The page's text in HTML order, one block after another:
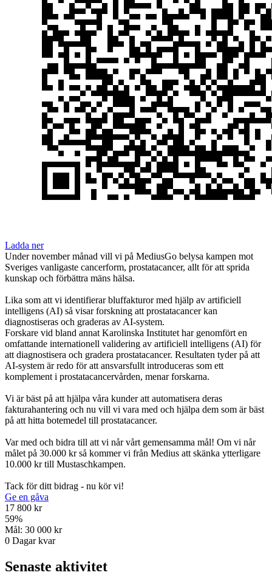
Ladda ner
Under november månad vill vi på MediusGo belysa kampen mot
Sveriges vanligaste cancerform, prostatacancer, allt för att sprida
kunskap och förbättra mäns hälsa.
Lika som att vi identifierar bluffakturor med hjälp av artificiell
intelligens (AI) så visar forskning att prostatacancer kan
diagnostiseras och graderas av AI-system.
Forskare vid bland annat Karolinska Institutet har genomfört en
omfattande internationell validering av artificiell intelligens (AI) för
att diagnostisera och gradera prostatacancer. Resultaten tyder på att
AI-system är redo för att ansvarsfullt introduceras som ett
komplement i prostatacancervården, menar forskarna.
Vi är bäst på att hjälpa våra kunder att automatisera deras
fakturahantering och nu vill vi vara med och hjälpa dem som är bäst
på att hitta botemedel till prostatacancer.
Var med och bidra till att vi når vårt gemensamma mål! Om vi når
målet på 30.000 kr så kommer vi från Medius att skänka ytterligare
10.000 kr till Mustaschkampen.
Tack för ditt bidrag - nu kör vi!
Ge en gåva
17 800 kr
59%
Mål: 30 000 kr
0 Dagar kvar
Senaste aktivitet